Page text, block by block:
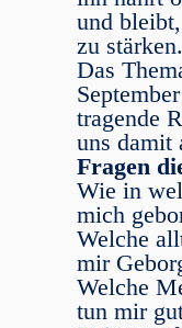
und
zu stärken.
Das
tragende
uns damit
Fragen
Wie in
mich
Welche
mir
Welche
tun mir